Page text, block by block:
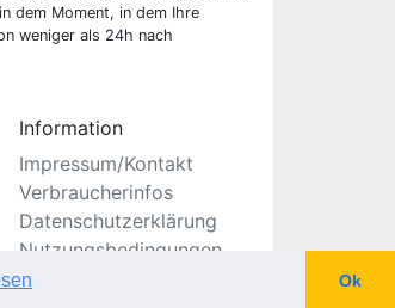
Ok
dem Moment, in dem Ihre
weniger als 24h nach
Information
Impressum/Kontakt
Verbraucherinfos
Datenschutzerklärung
Nutzungsbedingungen
Seitenverzeichnis